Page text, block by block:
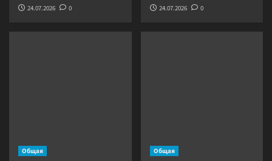
24.07.2026 0 24.07.2026 0
Общая Общая